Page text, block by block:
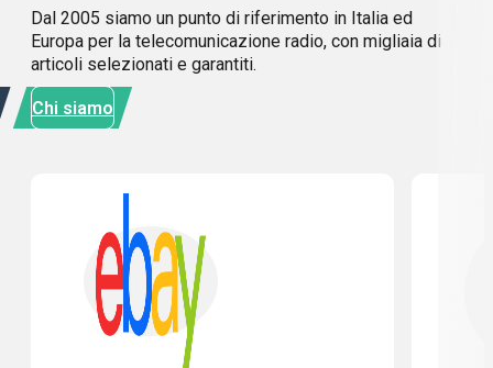
Dal 2005 siamo un punto di riferimento in Italia ed
Europa per la telecomunicazione radio, con migliaia di
articoli selezionati e garantiti.
Chi siamo